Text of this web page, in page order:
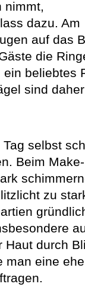
nimmt,
dazu. Am
auf das
die
beliebtes
sind
selbst
Beim
zu
Haut durch
man eine